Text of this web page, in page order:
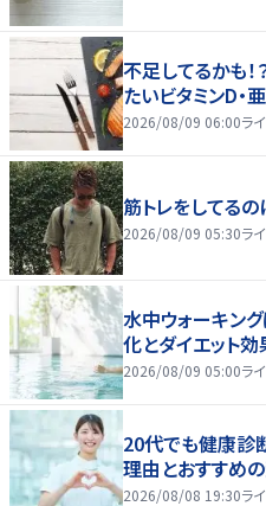
不足してるかも
たいビタミンD・
2026/08/09 06:00ラ
筋トレをしてる
2026/08/09 05:30ラ
水中ウォーキン
化とダイエット効
2026/08/09 05:00ラ
20代でも健康診
理由とおすすめ
2026/08/08 19:30ラ